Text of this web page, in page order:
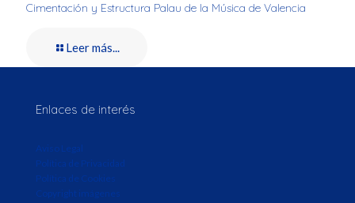
Cimentación y Estructura Palau de la Música de Valencia
Leer más...
Enlaces de interés
Aviso Legal
Política de Privacidad
Política de Cookies
Copyright imágenes